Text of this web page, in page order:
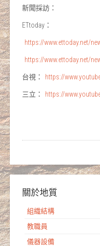
新聞採訪：
ETtoday：
https://www.ettoday.net/
https://www.ettoday.net/
台視： https://
三立： https://
關於地質
組織結構
教職員
儀器設備